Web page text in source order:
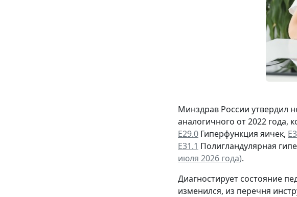
Минздрав России утвердил
аналогичного от 2022 года,
Е29.0 Гиперфункция яичек,
Е31.1 Полигландулярная
июля 2026 года).
Диагностирует состояние
изменился, из перечня